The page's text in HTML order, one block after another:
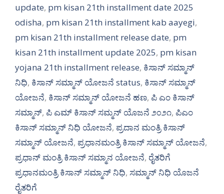
update, pm kisan 21th installment date 2025
odisha, pm kisan 21th installment kab aayegi,
pm kisan 21th installment release date, pm
kisan 21th installment update 2025, pm kisan
yojana 21th installment release, ಕಿಸಾನ್ ಸಮ್ಮಾನ್
ನಿಧಿ, ಕಿಸಾನ್ ಸಮ್ಮಾನ್ ಯೋಜನೆ status, ಕಿಸಾನ್ ಸಮ್ಮಾನ್
ಯೋಜನೆ, ಕಿಸಾನ್ ಸಮ್ಮಾನ್ ಯೋಜನೆ ಹಣ, ಪಿ ಎಂ ಕಿಸಾನ್
ಸಮ್ಮಾನ್, ಪಿ ಎಮ್ ಕಿಸಾನ್ ಸಮ್ಮನ್ ಯೊಜನೆ ೨೦೨೧, ಪಿಎಂ
ಕಿಸಾನ್ ಸಮ್ಮಾನ್ ನಿಧಿ ಯೋಜನೆ, ಪ್ರದಾನ ಮಂತ್ರಿ ಕಿಸಾನ್
ಸಮ್ಮಾನ್ ಯೋಜನೆ, ಪ್ರಧಾನಮಂತ್ರಿ ಕಿಸಾನ್ ಸಮ್ಮಾನ್ ಯೋಜನೆ,
ಪ್ರಧಾನ್ ಮಂತ್ರಿ ಕಿಸಾನ್ ಸಮ್ಮಾನ ಯೋಜನೆ, ರೈತರಿಗೆ
ಪ್ರಧಾನಮಂತ್ರಿ ಕಿಸಾನ್ ಸಮ್ಮಾನ್ ನಿಧಿ, ಸಮ್ಮಾನ್ ನಿಧಿ ಯೊಜನೆ
ರೈತರಿಗೆ